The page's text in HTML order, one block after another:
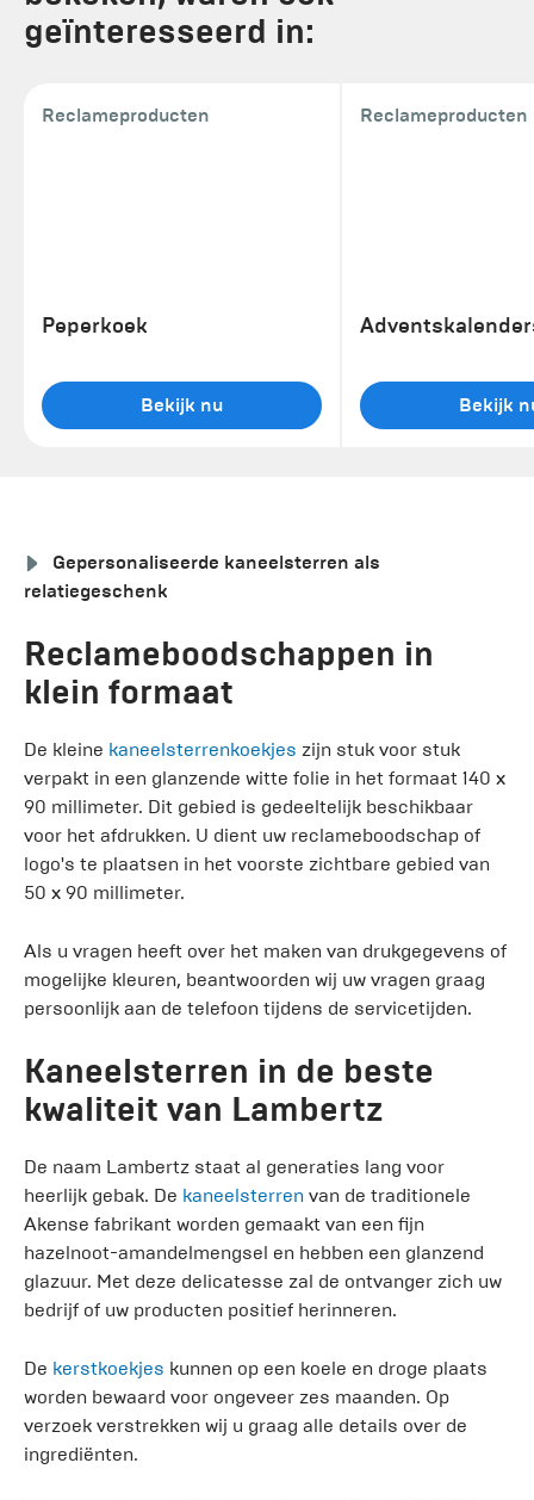
geïnteresseerd in:
Reclameproducten
Peperkoek
Bekijk nu
Reclameproducten
Bekijk
Gepersonaliseerde kaneelsterren als
relatiegeschenk
Reclameboodschappen in
klein formaat
De kleine kaneelsterrenkoekjes zijn stuk voor stuk
verpakt in een glanzende witte folie in het formaat 140 x
90 millimeter. Dit gebied is gedeeltelijk beschikbaar
voor het afdrukken. U dient uw reclameboodschap of
logo's te plaatsen in het voorste zichtbare gebied van
50 x 90 millimeter.
Als u vragen heeft over het maken van drukgegevens of
mogelijke kleuren, beantwoorden wij uw vragen graag
persoonlijk aan de telefoon tijdens de servicetijden.
Kaneelsterren in de beste
kwaliteit van Lambertz
De naam Lambertz staat al generaties lang voor
heerlijk gebak. De kaneelsterren van de traditionele
Akense fabrikant worden gemaakt van een fijn
hazelnoot-amandelmengsel en hebben een glanzend
glazuur. Met deze delicatesse zal de ontvanger zich uw
bedrijf of uw producten positief herinneren.
De kerstkoekjes kunnen op een koele en droge plaats
worden bewaard voor ongeveer zes maanden. Op
verzoek verstrekken wij u graag alle details over de
ingrediënten.